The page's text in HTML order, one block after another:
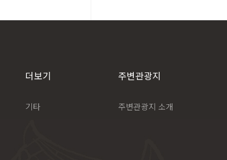
더보기
기타
주변관광지
주변관광지 소개